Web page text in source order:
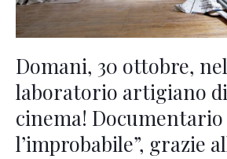
Domani, 30 ottobre,
laboratorio artigiano
cinema! Documentario
l’improbabile”, grazie
cinema!
“Realizzare
grazie
alla
Fondazione
Bassetti.